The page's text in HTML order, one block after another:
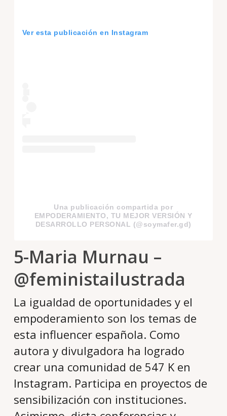
Ver esta publicación en Instagram
Una publicación compartida por
EMPODERAMIENTO, TU MEJOR VERSIÓN Y
DESARROLLO PERSONAL (@soymafer.gd)
5-Maria Murnau –
@feministailustrada
La igualdad de oportunidades y el
empoderamiento son los temas de
esta influencer española. Como
autora y divulgadora ha logrado
crear una comunidad de 547 K en
Instagram. Participa en proyectos de
sensibilización con instituciones.